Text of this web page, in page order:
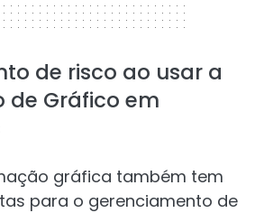
de risco ao usar a
de Gráfico em
gráfica também tem
para o gerenciamento de